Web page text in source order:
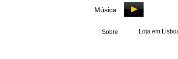
Música
Sobre Loja em